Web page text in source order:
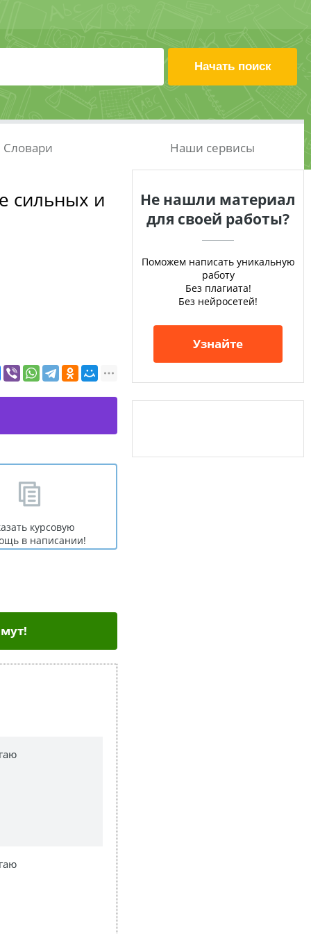
Словари Наши сервисы
сильных и
курсовую
в написании!
Не нашли материал
для своей работы?
Поможем написать уникальную
работу
Без плагиата!
Без нейросетей!
Узнайте